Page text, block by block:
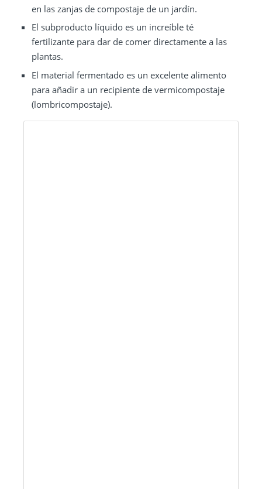
en las zanjas de compostaje de un jardín.
El subproducto líquido es un increíble té
fertilizante para dar de comer directamente a las
plantas.
El material fermentado es un excelente alimento
para añadir a un recipiente de vermicompostaje
(lombricompostaje).